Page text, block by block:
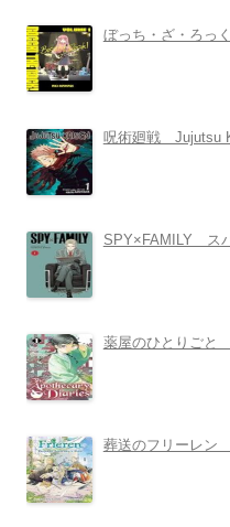
ぼっち・ざ・ろっ
呪術廻戦 Jujutsu
SPY×FAMILY ス
薬屋のひとりごと
葬送のフリーレン